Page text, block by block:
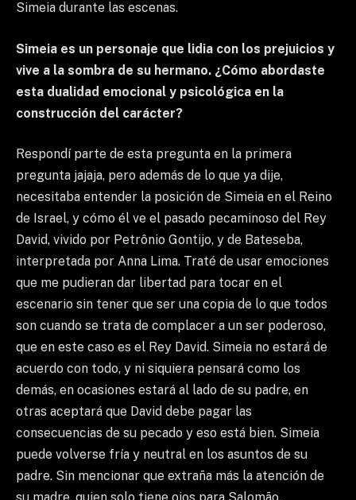
Simeia durante las escenas.
Simeia es un personaje que lidia con los prejuicios y
vive a la sombra de su hermano. ¿Cómo abordaste
esta dualidad emocional y psicológica en la
construcción del carácter?
Respondí parte de esta pregunta en la primera
pregunta jajaja, pero además de lo que ya dije,
necesitaba entender la posición de Simeia en el Reino
de Israel, y cómo él ve el pasado pecaminoso del Rey
David, vivido por Petrônio Gontijo, y de Bateseba,
interpretada por Anna Lima. Traté de usar emociones
que me pudieran dar libertad para tocar en el
escenario sin tener que ser una copia de lo que todos
son cuando se trata de complacer a un ser poderoso,
que en este caso es el Rey David. Simeia no estará de
acuerdo con todo, y ni siquiera pensará como los
demás, en ocasiones estará al lado de su padre, en
otras aceptará que David debe pagar las
consecuencias de su pecado y eso está bien. Simeia
puede volverse fría y neutral en los asuntos de su
padre. Sin mencionar que extraña más la atención de